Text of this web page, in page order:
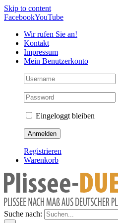
Skip to content
FacebookYouTube
Wir rufen Sie an!
Kontakt
Impressum
Mein Benutzerkonto
Eingeloggt bleiben
Registrieren
Warenkorb
Suche nach: